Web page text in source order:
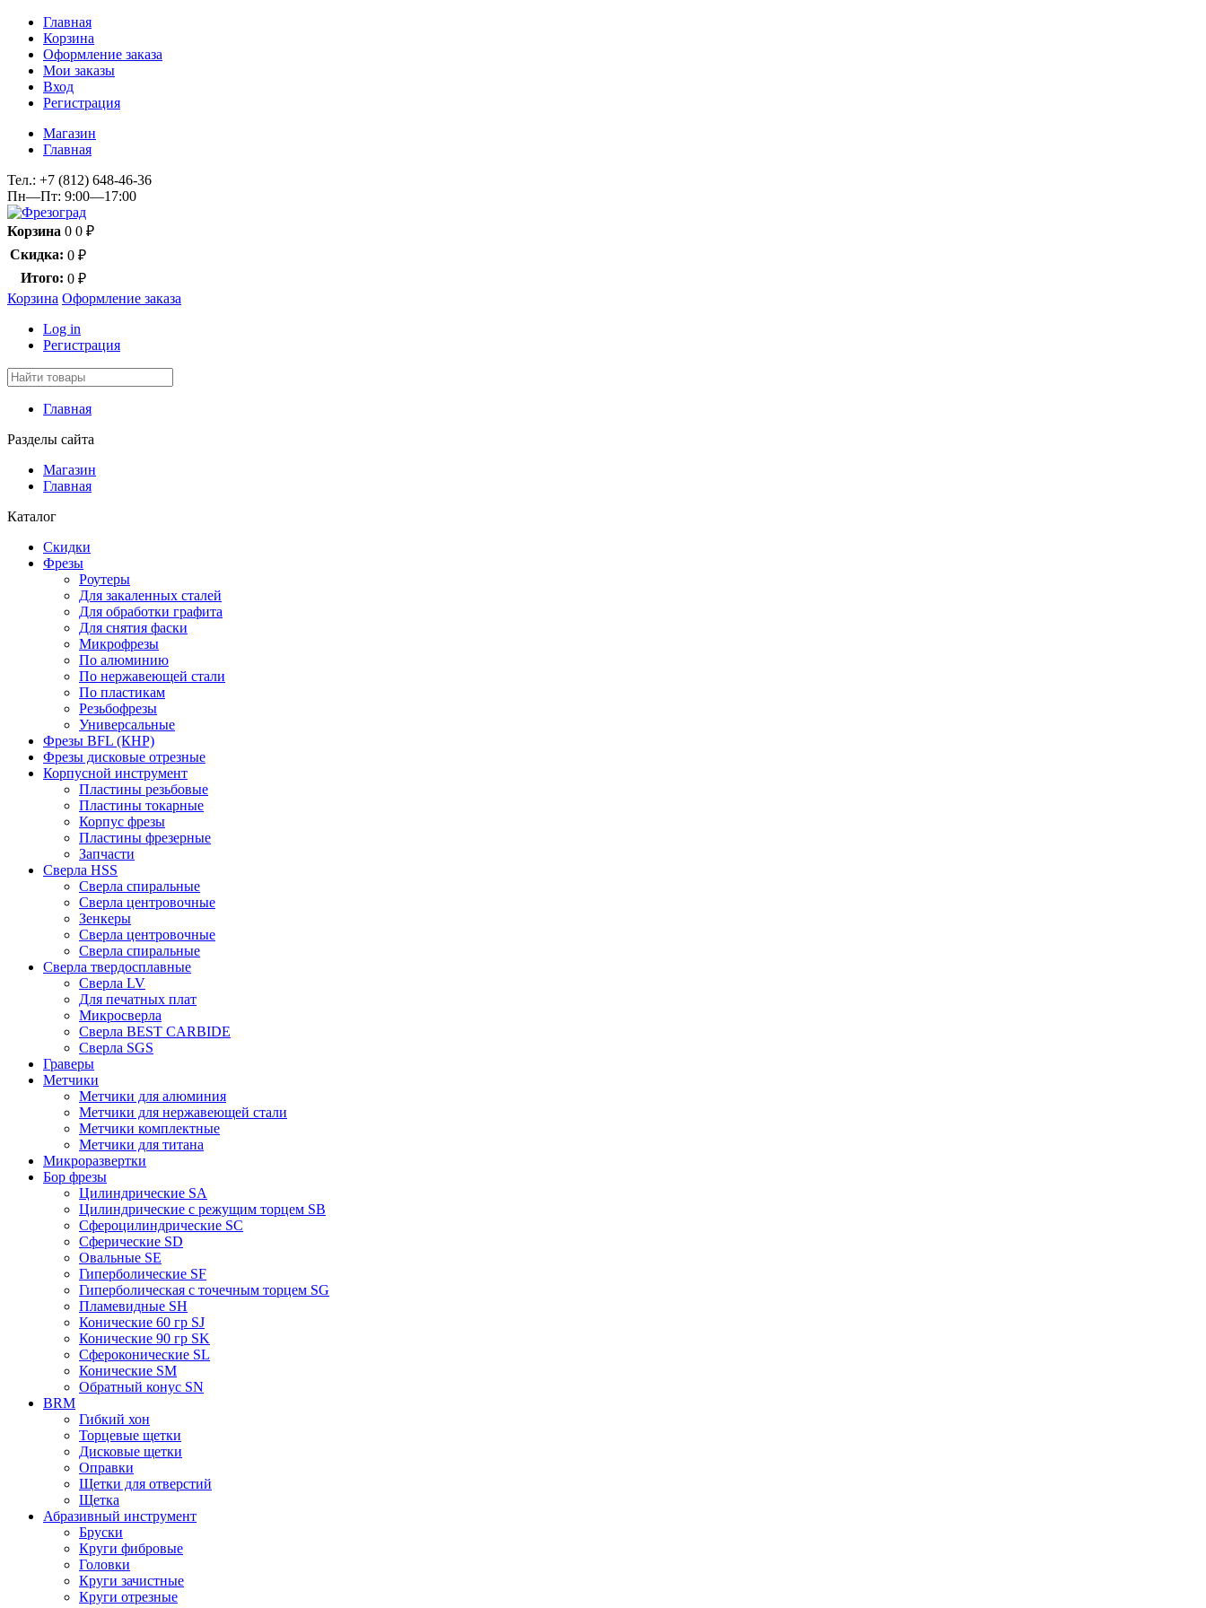
Главная
Корзина
Оформление заказа
Мои заказы
Вход
Регистрация
Магазин
Главная
Тел.: +7 (812) 648-46-36
Пн—Пт: 9:00—17:00
Корзина 0 0 ₽
Скидка: 0 ₽
Итого: 0 ₽
Корзина Оформление заказа
Log in
Регистрация
Главная
Разделы сайта
Магазин
Главная
Каталог
Скидки
Фрезы
Роутеры
Для закаленных сталей
Для обработки графита
Для снятия фаски
Микрофрезы
По алюминию
По нержавеющей стали
По пластикам
Резьбофрезы
Универсальные
Фрезы BFL (КНР)
Фрезы дисковые отрезные
Корпусной инструмент
Пластины резьбовые
Пластины токарные
Корпус фрезы
Пластины фрезерные
Запчасти
Сверла HSS
Сверла спиральные
Сверла центровочные
Зенкеры
Сверла центровочные
Сверла спиральные
Сверла твердосплавные
Сверла LV
Для печатных плат
Микросверла
Сверла BEST CARBIDE
Сверла SGS
Граверы
Метчики
Метчики для алюминия
Метчики для нержавеющей стали
Метчики комплектные
Метчики для титана
Микроразвертки
Бор фрезы
Цилиндрические SA
Цилиндрические с режущим торцем SB
Сфероцилиндрические SC
Сферические SD
Овальные SE
Гиперболические SF
Гиперболическая с точечным торцем SG
Пламевидные SH
Конические 60 гр SJ
Конические 90 гр SK
Сфероконические SL
Конические SM
Обратный конус SN
BRM
Гибкий хон
Торцевые щетки
Дисковые щетки
Оправки
Щетки для отверстий
Щетка
Абразивный инструмент
Бруски
Круги фибровые
Головки
Круги зачистные
Круги отрезные